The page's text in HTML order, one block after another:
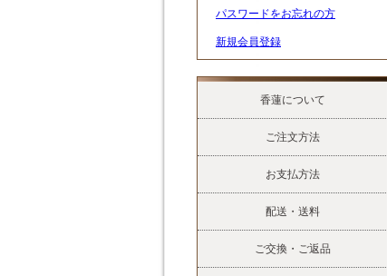
パスワードをお忘れの方
新規会員登録
香蓮について
ご注文方法
お支払方法
配送・送料
ご交換・ご返品